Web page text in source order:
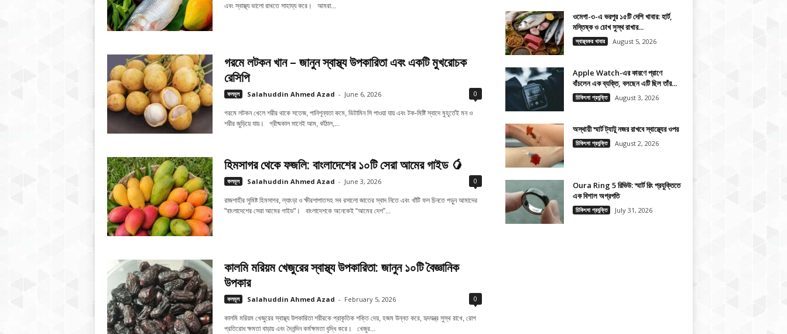
এবং স্বাস্থ্য ভালো রাখতে সাহায্য করে। আমরা...
গরমে লটকন খান – জানুন স্বাস্থ্য উপকারিতা এবং একটি মুখরোচক
রেসিপি
ফলমূল Salahuddin Ahmed Azad - June 6, 2026 0
গরমে লটকন খেলে শরীর থাকে সতেজ, পানিশূন্যতা কমে, ভিটামিন সি পাওয়া যায় এবং টক-মিষ্টি স্বাদে মুহূর্তেই মন ও
শরীর জুড়িয়ে যায়। গ্রীষ্মকাল মানেই আম, কাঁঠাল,...
হিমসাগর থেকে ফজলি: বাংলাদেশের ১০টি সেরা আমের গাইড 🥭
ফলমূল Salahuddin Ahmed Azad - June 3, 2026 0
রাজশাহীর সুমিষ্ট হিমসাগর, ল্যাংড়া ও ক্ষীরশাপাতসহ সব রসালো জাতের স্বাদ নিতে এবং খাঁটি ফল চিনতে পড়ুন আমাদের
"বাংলাদেশের সেরা আমের গাইড"। বাংলাদেশকে অনেকেই “আমের দেশ”...
কালমি মরিয়ম খেজুরের স্বাস্থ্য উপকারিতা: জানুন ১০টি বৈজ্ঞানিক
উপকার
ফলমূল Salahuddin Ahmed Azad - February 5, 2026 0
কালমি মরিয়ম খেজুরের স্বাস্থ্য উপকারিতা শরীরকে প্রাকৃতিক শক্তি দেয়, হজম উন্নত করে, হৃদযন্ত্র সুস্থ রাখে, রোগ
প্রতিরোধ ক্ষমতা বাড়ায় এবং দৈনন্দিন কর্মক্ষমতা বৃদ্ধি করে। খেজুর...
ওমেগা-৩-এ ভরপুর ১৫টি দেশি খাবার: হার্ট,
মস্তিষ্ক ও চোখ সুস্থ রাখার...
স্বাস্থ্যকর খাবার August 5, 2026
Apple Watch-এর কারণে প্রাণে
বাঁচলেন এক ব্যক্তি, বলছেন এটি ছিল তাঁর...
চিকিৎসা প্রযুক্তি August 3, 2026
অস্থায়ী স্মার্ট ট্যাটু নজর রাখবে স্বাস্থ্যের ওপর
চিকিৎসা প্রযুক্তি August 2, 2026
Oura Ring 5 রিভিউ: স্মার্ট রিং প্রযুক্তিতে
এক বিশাল অগ্রগতি
চিকিৎসা প্রযুক্তি July 31, 2026